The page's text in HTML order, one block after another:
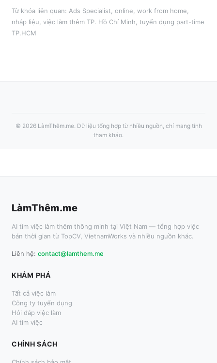
Từ khóa liên quan: Ads Specialist online, work from home,
nhập liệu , việc làm thêm TP. Hồ Chí Minh , tuyển dụng part-time
TP.HCM
© 2026 LàmThêm.me. Dữ liệu tổng hợp từ nhiều nguồn, chỉ mang tính
tham khảo.
LàmThêm.me
AI tìm việc làm thêm thông minh tại Việt Nam — tổng hợp việc
bán thời gian từ TopCV, VietnamWorks và nhiều nguồn khác.
Liên hệ: contact@lamthem.me
KHÁM PHÁ
Tất cả việc làm
Công ty tuyển dụng
Hỏi đáp việc làm
AI tìm việc
CHÍNH SÁCH